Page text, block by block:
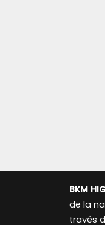
BKM
de la
través